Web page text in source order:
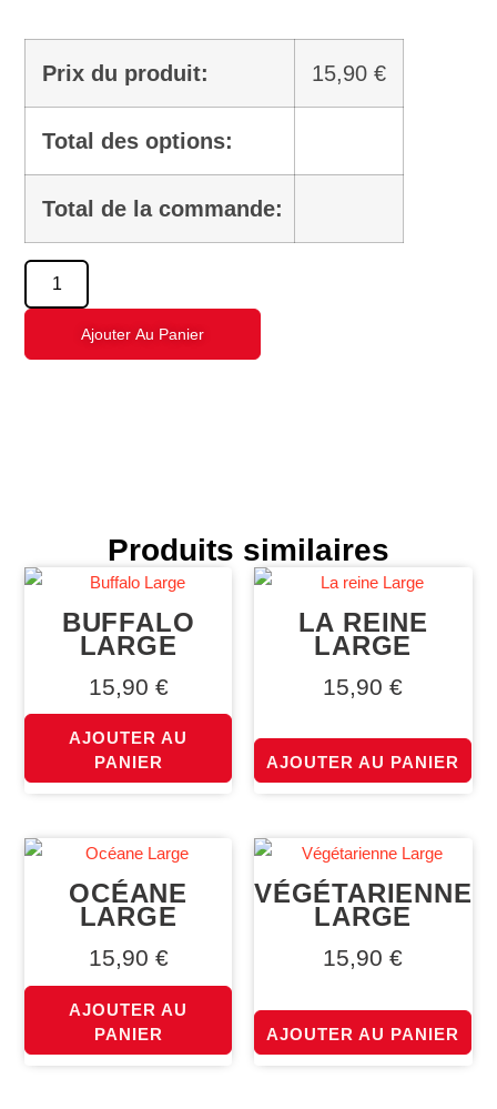
Prix du produit: 15,90€
Total des options:
Total de la commande:
Ajouter Au Panier
Produits similaires
BUFFALO
LARGE
15,90 €
AJOUTER AU
PANIER
LA REINE
LARGE
15,90€
AJOUTER AU PANIER
OCÉANE
LARGE
15,90 €
AJOUTER AU
PANIER
VÉGÉTARIENNE
LARGE
15,90€
AJOUTER AU PANIER